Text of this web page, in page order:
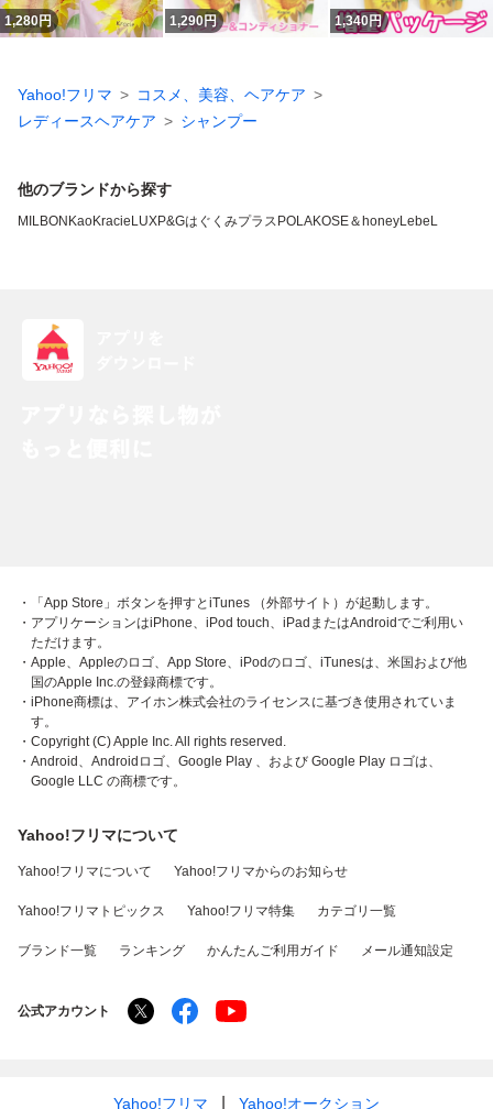
1,280円 1,290円 1,340円
Yahoo!フリマ
コスメ、美容、ヘアケア
レディースヘアケア
シャンプー
他のブランドから探す
MILBON KaoKracie LUXP&Gはぐくみプラス POLAKOSE＆honeyLebeL
・「App Store」ボタンを押すとiTunes （外部サイト）が起動します。
・アプリケーションはiPhone、iPod touch、iPadまたはAndroidでご利用い
ただけます。
・Apple、Appleのロゴ、App Store、iPodのロゴ、iTunesは、米国および他
国のApple Inc.の登録商標です。
・iPhone商標は、アイホン株式会社のライセンスに基づき使用されていま
す。
・Copyright (C) Apple Inc. All rights reserved.
・Android、Androidロゴ、Google Play 、および Google Play ロゴは、
Google LLC の商標です。
Yahoo!フリマについて
Yahoo!フリマについて Yahoo!フリマからのお知らせ
Yahoo!フリマトピックス Yahoo!フリマ特集 カテゴリ一覧
ブランド一覧 ランキング かんたんご利用ガイド メール通知設定
公式アカウント
Yahoo!フリマ Yahoo!オークション